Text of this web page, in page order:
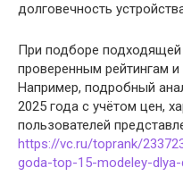
долговечность
При подборе подходящей
проверенным рейтингам
Например, подробный
2025 года с учётом цен,
пользователей
https://vc.ru/toprank/
goda-top-15-modeley-